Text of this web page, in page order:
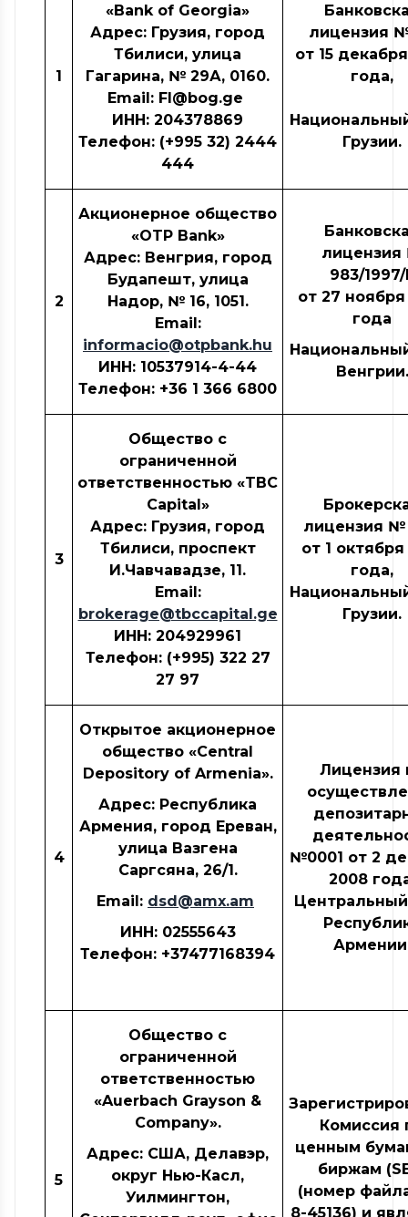
1
«Bank of Georgia»
Адрес: Грузия, город
Тбилиси, улица
Гагарина, № 29А, 0160.
Email: FI@bog.ge
ИНН: 204378869
Телефон: (+995 32) 2444
444
лицензия
от 15
года,
Грузии.
2
Акционерное общество
«OTP Bank»
Адрес: Венгрия, город
Будапешт, улица
Надор, № 16, 1051.
Email:
informacio@otpbank.hu
ИНН: 10537914-4-44
Телефон: +36 1 366 6800
983/1997/
от 27 ноября
года
Венгрии.
3
Общество с
ограниченной
ответственностью «TBC
Capital»
Адрес: Грузия, город
Тбилиси, проспект
И.Чавчавадзе, 11.
Email:
brokerage@tbccapital.ge
ИНН: 204929961
Телефон: (+995) 322 27
27 97
лицензия №
от 1 октября
года,
Грузии.
4
Открытое акционерное
общество «Central
Depository of Armenia».
Адрес: Республика
Армения, город Ереван,
улица Вазгена
Саргсяна, 26/1.
Email: dsd@amx.am
ИНН: 02555643
Телефон: +37477168394
Лицензия
№0001 от 2
2008
5
Общество с
ограниченной
ответственностью
«Auerbach Grayson &
Company».
Адрес: США, Делавэр,
округ Нью-Касл,
Уилмингтон,
Комиссия
ценным
биржам
(номер
8-45136) и